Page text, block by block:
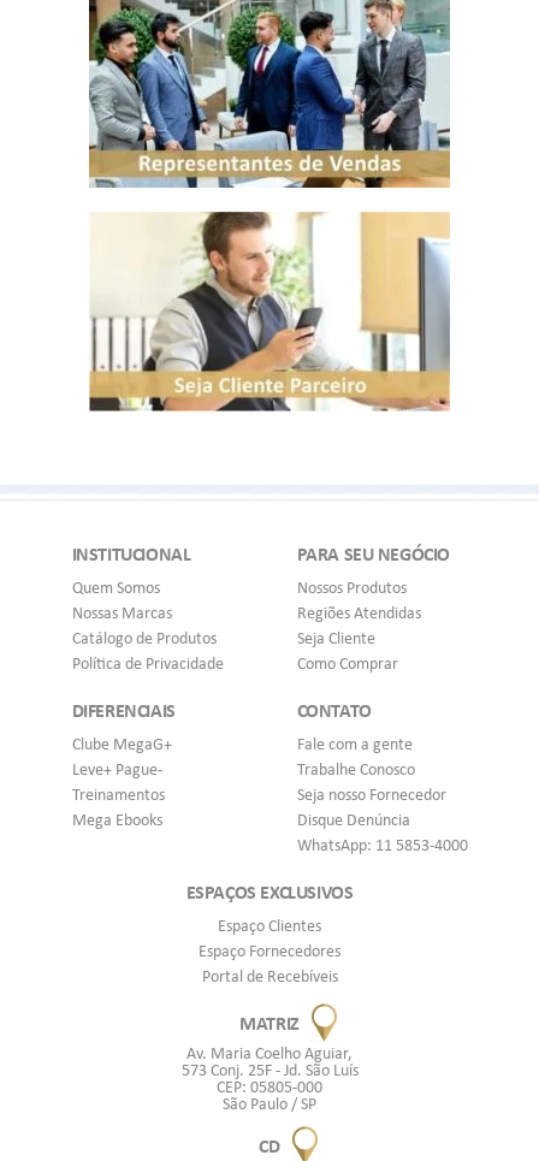
INSTITUCIONAL
Quem Somos
Nossas Marcas
Catálogo de Produtos
Política de Privacidade
PARA SEU NEGÓCIO
Nossos Produtos
Regiões Atendidas
Seja Cliente
Como Comprar
DIFERENCIAIS
Clube MegaG+
Leve+ Pague-
Treinamentos
Mega Ebooks
CONTATO
Fale com a gente
Trabalhe Conosco
Seja nosso Fornecedor
Disque Denúncia
WhatsApp: 11 5853-4000
ESPAÇOS EXCLUSIVOS
Espaço Clientes
Espaço Fornecedores
Portal de Recebíveis
MATRIZ
Av. Maria Coelho Aguiar,
573 Conj. 25F - Jd. São Luís
CEP: 05805-000
São Paulo / SP
CD